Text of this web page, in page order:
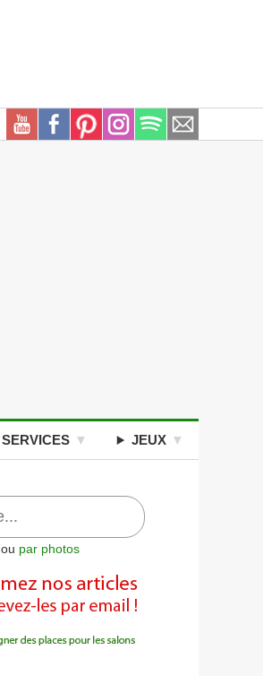
SERVICES JEUX
ou par photos